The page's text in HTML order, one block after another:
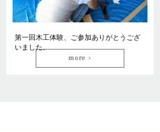
第一回木工体験、ご参加ありがとうござ
いました。
more